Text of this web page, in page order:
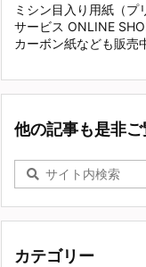
ミシン目入り用紙（プ
サービス ONLINE
カーボン紙なども販売
他の記事も是非
カテゴリー